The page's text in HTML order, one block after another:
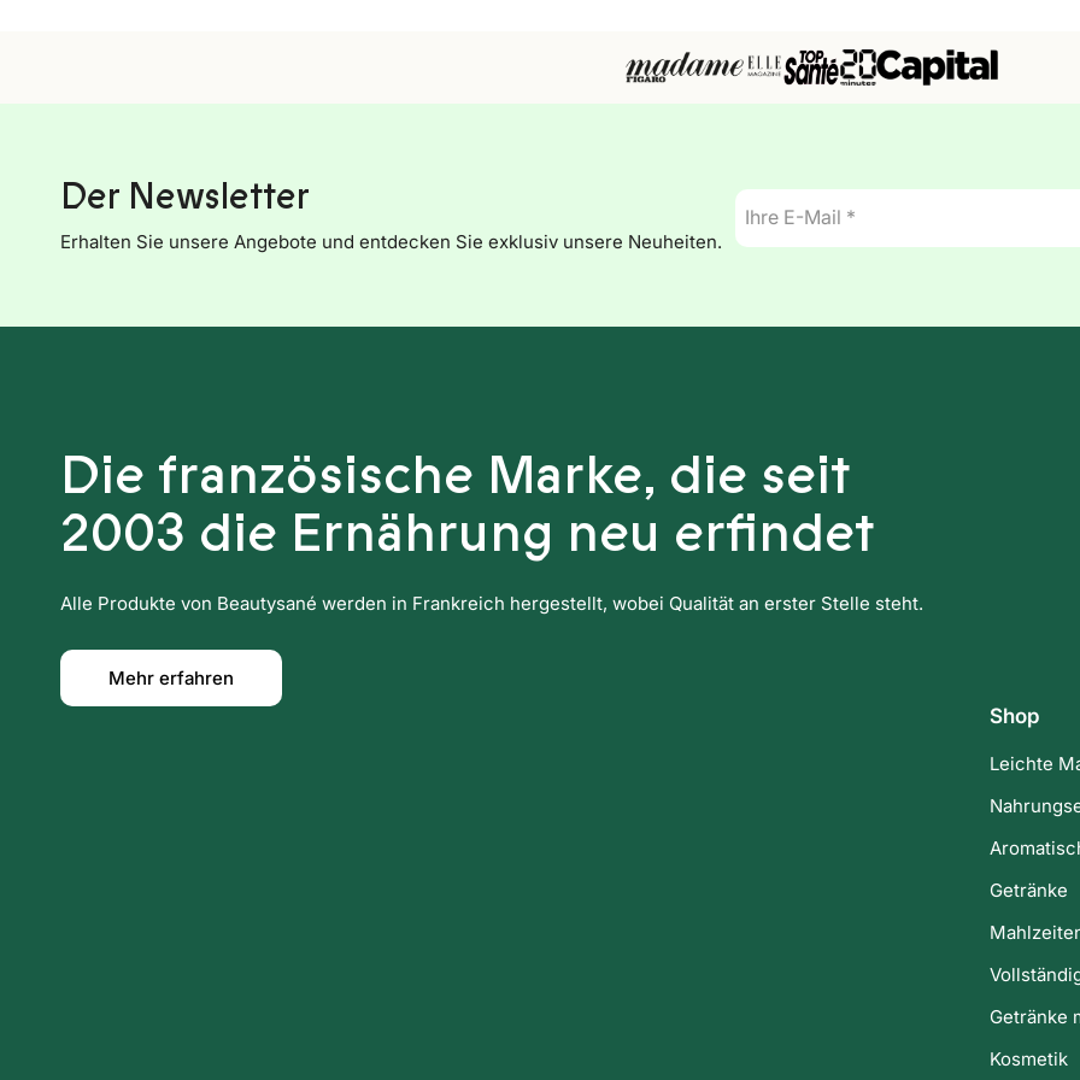
Der Newsletter
Erhalten Sie unsere Angebote und entdecken Sie exklusiv unsere Neuheiten.
E-
Mail
*
Die französische Marke, die seit
2003 die Ernährung neu erfindet
Alle Produkte von Beautysané werden in Frankreich hergestellt, wobei Qualität an erster Stelle steht.
Mehr erfahren
Shop
Leichte
Getränke
Getränke
Kosmetik